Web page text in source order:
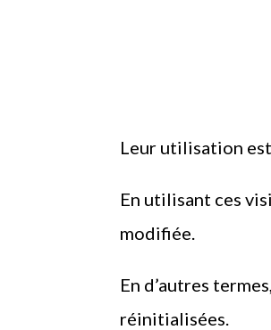
Leur utilisation
En utilisant ces
modifiée.
En d’autres
réinitialisées.